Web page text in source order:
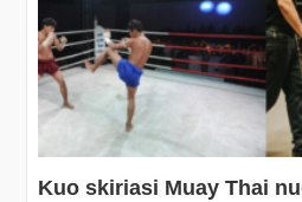
Kuo skiriasi Muay Thai